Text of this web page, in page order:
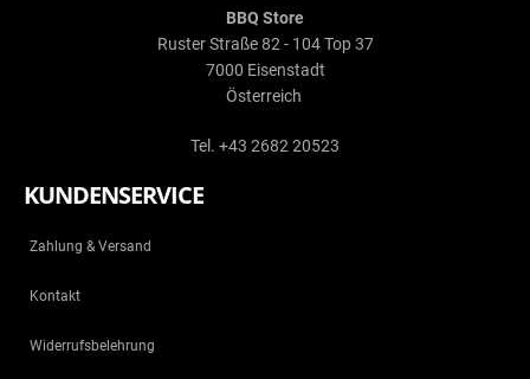
BBQ Store
Ruster Straße 82 - 104 Top 37
7000 Eisenstadt
Österreich
Tel. +43 2682 20523
KUNDENSERVICE
Zahlung & Versand
Kontakt
Widerrufsbelehrung